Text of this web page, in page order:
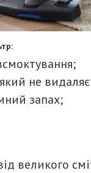
не
запах;
великого